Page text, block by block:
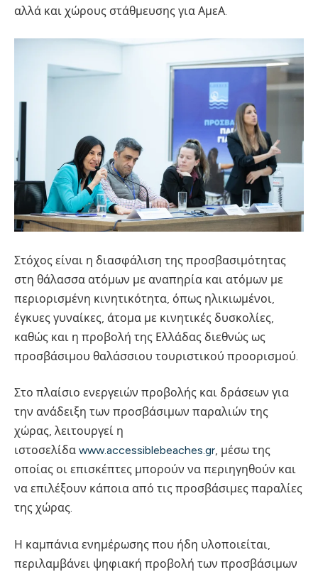
αλλά και χώρους στάθμευσης για ΑμεΑ.
Στόχος είναι η διασφάλιση της προσβασιμότητας
στη θάλασσα ατόμων με αναπηρία και ατόμων με
περιορισμένη κινητικότητα, όπως ηλικιωμένοι,
έγκυες γυναίκες, άτομα με κινητικές δυσκολίες,
καθώς και η προβολή της Ελλάδας διεθνώς ως
προσβάσιμου θαλάσσιου τουριστικού προορισμού.
Στο πλαίσιο ενεργειών προβολής και δράσεων για
την ανάδειξη των προσβάσιμων παραλιών της
χώρας, λειτουργεί η
ιστοσελίδα www.accessiblebeaches.gr, μέσω της
οποίας οι επισκέπτες μπορούν να περιηγηθούν και
να επιλέξουν κάποια από τις προσβάσιμες παραλίες
της χώρας.
Η καμπάνια ενημέρωσης που ήδη υλοποιείται,
περιλαμβάνει ψηφιακή προβολή των προσβάσιμων